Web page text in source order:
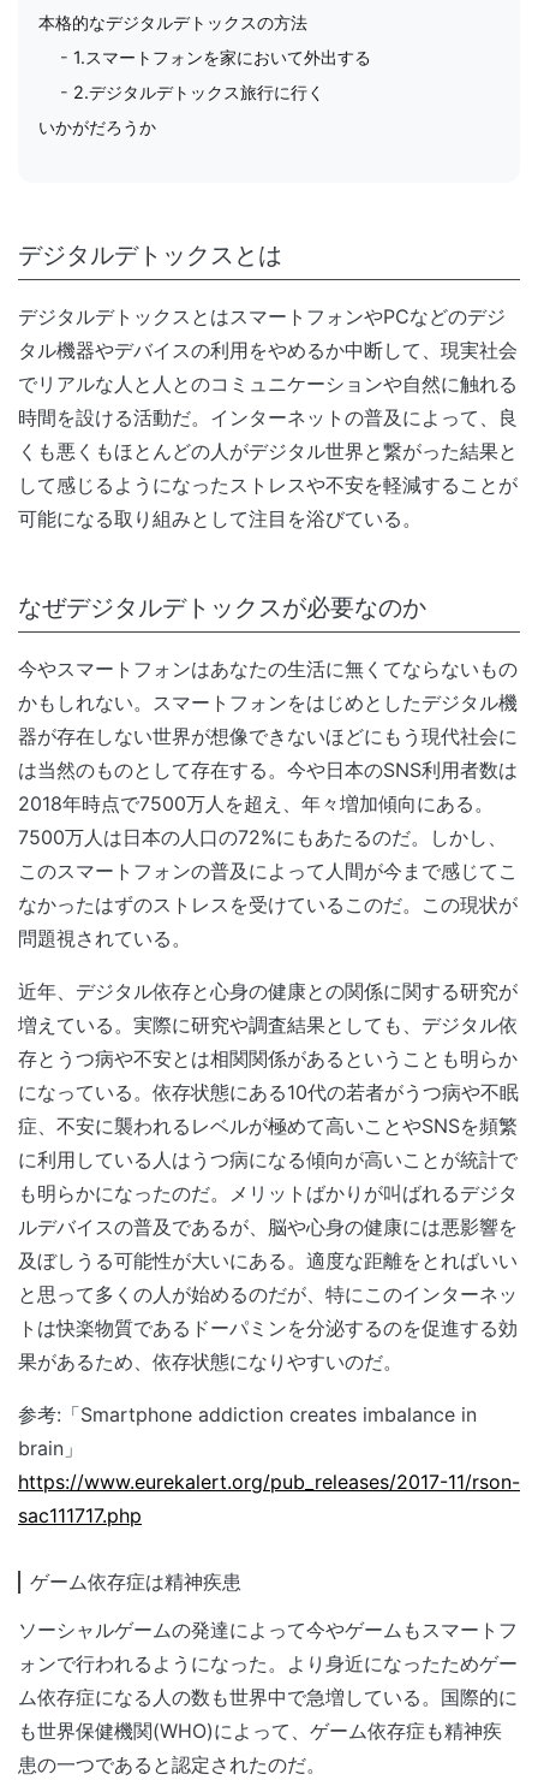
本格的なデジタルデトックスの方法
1.スマートフォンを家において外出する
2.デジタルデトックス旅行に行く
いかがだろうか
デジタルデトックスとは
デジタルデトックスとはスマートフォンやPCなどのデジ
タル機器やデバイスの利用をやめるか中断して、現実社会
でリアルな人と人とのコミュニケーションや自然に触れる
時間を設ける活動だ。インターネットの普及によって、良
くも悪くもほとんどの人がデジタル世界と繋がった結果と
して感じるようになったストレスや不安を軽減することが
可能になる取り組みとして注目を浴びている。
なぜデジタルデトックスが必要なのか
今やスマートフォンはあなたの生活に無くてならないもの
かもしれない。スマートフォンをはじめとしたデジタル機
器が存在しない世界が想像できないほどにもう現代社会に
は当然のものとして存在する。今や日本のSNS利用者数は
2018年時点で7500万人を超え、年々増加傾向にある。
7500万人は日本の人口の72%にもあたるのだ。しかし、
このスマートフォンの普及によって人間が今まで感じてこ
なかったはずのストレスを受けているこのだ。この現状が
問題視されている。
近年、デジタル依存と心身の健康との関係に関する研究が
増えている。実際に研究や調査結果としても、デジタル依
存とうつ病や不安とは相関関係があるということも明らか
になっている。依存状態にある10代の若者がうつ病や不眠
症、不安に襲われるレベルが極めて高いことやSNSを頻繁
に利用している人はうつ病になる傾向が高いことが統計で
も明らかになったのだ。メリットばかりが叫ばれるデジタ
ルデバイスの普及であるが、脳や心身の健康には悪影響を
及ぼしうる可能性が大いにある。適度な距離をとればいい
と思って多くの人が始めるのだが、特にこのインターネッ
トは快楽物質であるドーパミンを分泌するのを促進する効
果があるため、依存状態になりやすいのだ。
参考:「Smartphone addiction creates imbalance in
brain」
https://www.eurekalert.org/pub_releases/2017-11/rson-
sac111717.php
ゲーム依存症は精神疾患
ソーシャルゲームの発達によって今やゲームもスマートフ
ォンで行われるようになった。より身近になったためゲー
ム依存症になる人の数も世界中で急増している。国際的に
も世界保健機関(WHO)によって、ゲーム依存症も精神疾
患の一つであると認定されたのだ。